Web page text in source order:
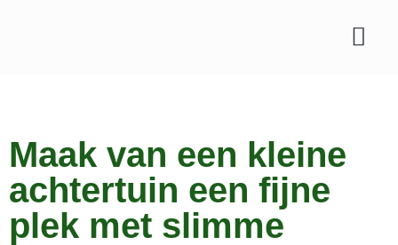
Maak van een kleine
achtertuin een fijne
plek met slimme